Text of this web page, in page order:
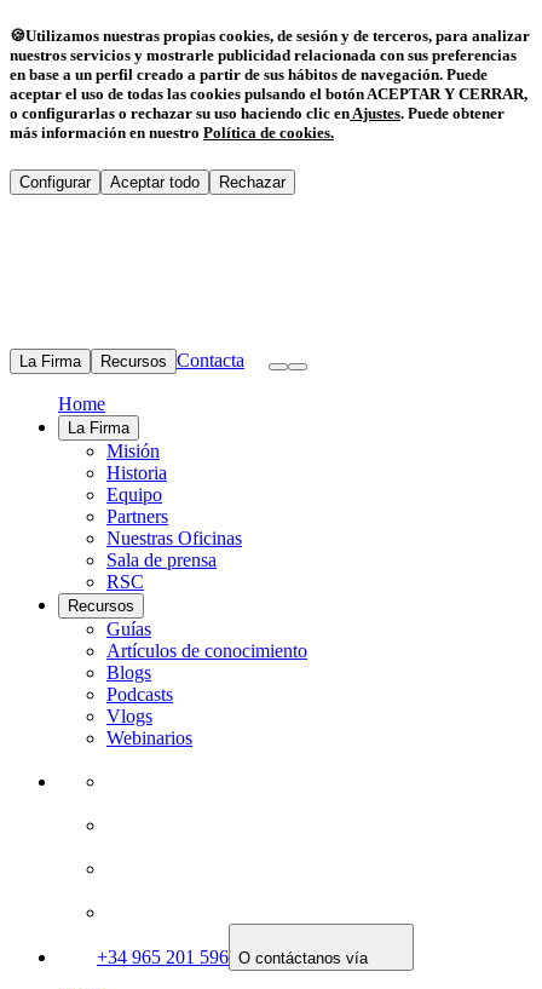
🍪Utilizamos nuestras propias cookies, de sesión y de terceros, para analizar
nuestros servicios y mostrarle publicidad relacionada con sus preferencias
en base a un perfil creado a partir de sus hábitos de navegación. Puede
aceptar el uso de todas las cookies pulsando el botón ACEPTAR Y CERRAR,
o configurarlas o rechazar su uso haciendo clic enAjustes. Puede obtener
más información en nuestro Política de cookies.
Configurar Aceptar todo Rechazar
La Firma Recursos Contacta
Home
La Firma
Misión
Historia
Equipo
Partners
Nuestras Oficinas
Sala de prensa
RSC
Recursos
Guías
Artículos de conocimiento
Blogs
Podcasts
Vlogs
Webinarios
+34 965 201 596 O contáctanos vía